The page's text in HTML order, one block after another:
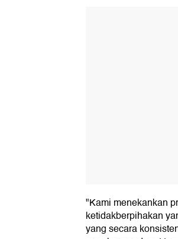
"Kami menekankan
ketidakberpihakan
yang secara